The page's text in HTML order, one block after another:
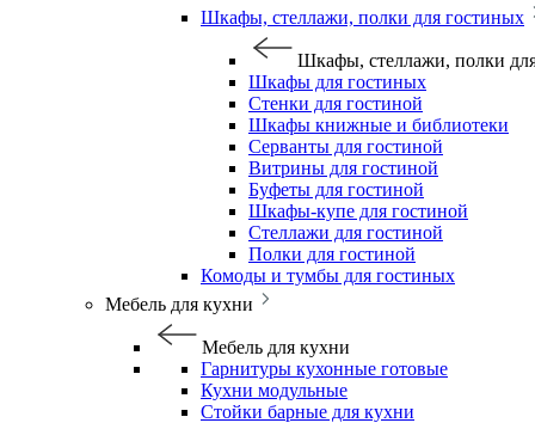
Шкафы, стеллажи, полки для гостиных
Шкафы, стеллажи, полки
Шкафы для гостиных
Стенки для гостиной
Шкафы книжные и библиотеки
Серванты для гостиной
Витрины для гостиной
Буфеты для гостиной
Шкафы-купе для гостиной
Стеллажи для гостиной
Полки для гостиной
Комоды и тумбы для гостиных
Мебель для кухни
Мебель для кухни
Гарнитуры кухонные готовые
Кухни модульные
Стойки барные для кухни